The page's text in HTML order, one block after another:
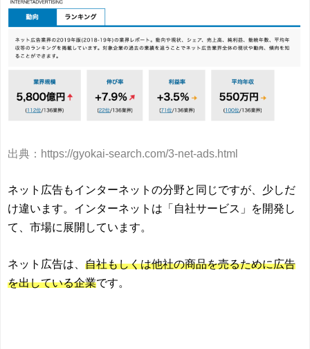
出典：https://gyokai-search.com/3-net-ads.html
ネット広告もインターネットの分野と同じですが、少しだ
け違います。インターネットは「自社サービス」を開発し
て、市場に展開しています。
ネット広告は、 自社もしくは他社の商品を売るために広告
を出している企業です。